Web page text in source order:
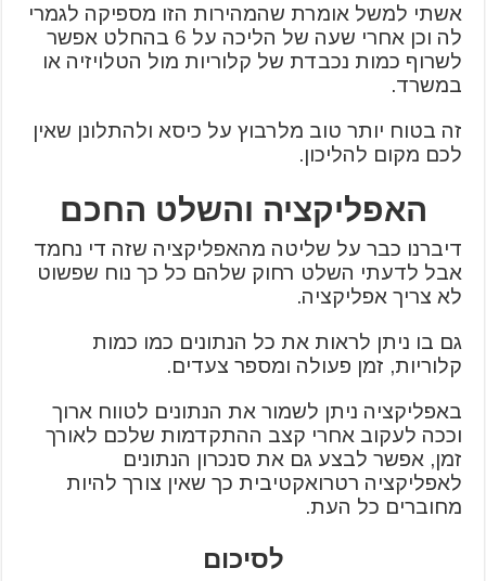
אשתי למשל אומרת שהמהירות הזו מספיקה לגמרי
לה וכן אחרי שעה של הליכה על 6 בהחלט אפשר
לשרוף כמות נכבדת של קלוריות מול הטלויזיה או
במשרד.
זה בטוח יותר טוב מלרבוץ על כיסא ולהתלונן שאין
לכם מקום להליכון.
האפליקציה והשלט החכם
דיברנו כבר על שליטה מהאפליקציה שזה די נחמד
אבל לדעתי השלט רחוק שלהם כל כך נוח שפשוט
לא צריך אפליקציה.
גם בו ניתן לראות את כל הנתונים כמו כמות
קלוריות, זמן פעולה ומספר צעדים.
באפליקציה ניתן לשמור את הנתונים לטווח ארוך
וככה לעקוב אחרי קצב ההתקדמות שלכם לאורך
זמן, אפשר לבצע גם את סנכרון הנתונים
לאפליקציה רטרואקטיבית כך שאין צורך להיות
מחוברים כל העת.
לסיכום